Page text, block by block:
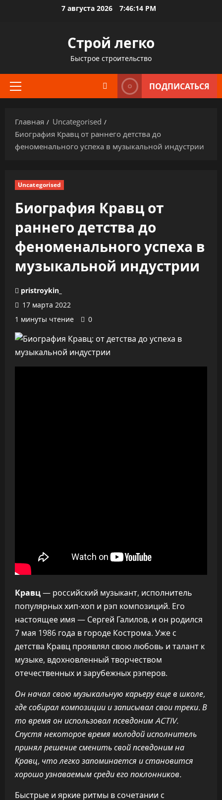
7 августа 2026 7:46:15 PM
Строй легко
Быстрое строительство
Основное
ПОДПИСАТЬСЯ
Главная
Uncategorised
Биография Кравц от раннего детства до
феноменального успеха в музыкальной индустрии
Uncategorised
Биография Кравц от
раннего детства до
феноменального успеха в
музыкальной индустрии
pristroykin_
17 марта 2022
1 минуты чтение
0
Кравц— российский музыкант, исполнитель
популярных хип-хоп и рэп композиций. Его
настоящее имя — Сергей Галилов, и он родился
7 мая 1986 года в городе Кострома. Уже с
детства Кравц проявлял свою любовь и талант к
музыке, вдохновленный творчеством
отечественных и зарубежных рэперов.
Он начал свою музыкальную карьеру еще в школе,
где собирал композиции и записывал свои треки. В
то время он использовал псевдоним ACTIV.
Спустя некоторое время молодой исполнитель
принял решение сменить свой псевдоним на
Кравц, что легко запоминается и становится
хорошо узнаваемым среди его поклонников.
Быстрые и яркие ритмы в сочетании с